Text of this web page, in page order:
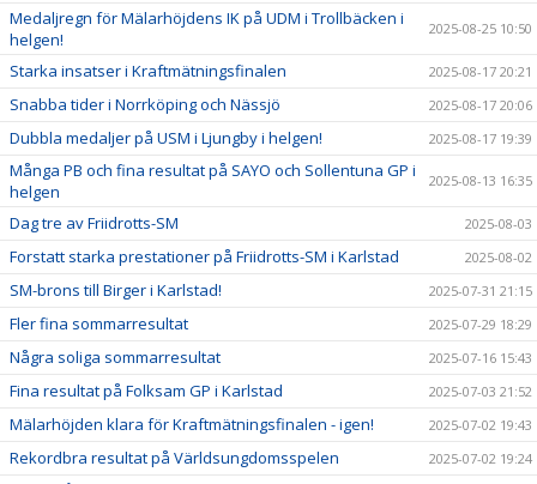
Medaljregn för Mälarhöjdens IK på UDM i Trollbäcken i
helgen!
2025-08-25 10:50
Starka insatser i Kraftmätningsfinalen 2025-08-17 20:21
Snabba tider i Norrköping och Nässjö 2025-08-17 20:06
Dubbla medaljer på USM i Ljungby i helgen! 2025-08-17 19:39
Många PB och fina resultat på SAYO och Sollentuna GP i
helgen
2025-08-13 16:35
Dag tre av Friidrotts-SM 2025-08-03
Forstatt starka prestationer på Friidrotts-SM i Karlstad 2025-08-02
SM-brons till Birger i Karlstad! 2025-07-31 21:15
Fler fina sommarresultat 2025-07-29 18:29
Några soliga sommarresultat 2025-07-16 15:43
Fina resultat på Folksam GP i Karlstad 2025-07-03 21:52
Mälarhöjden klara för Kraftmätningsfinalen - igen! 2025-07-02 19:43
Rekordbra resultat på Världsungdomsspelen 2025-07-02 19:24